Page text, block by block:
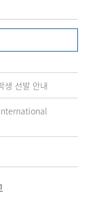
생 선발 안내